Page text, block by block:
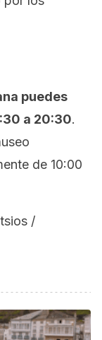
puedes
a 20:30.
de 10:00
/